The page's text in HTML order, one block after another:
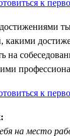
какими
на
на место